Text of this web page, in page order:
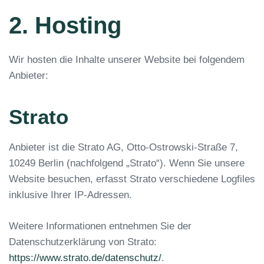
2. Hosting
Wir hosten die Inhalte unserer Website bei folgendem
Anbieter:
Strato
Anbieter ist die Strato AG, Otto-Ostrowski-Straße 7,
10249 Berlin (nachfolgend „Strato“). Wenn Sie unsere
Website besuchen, erfasst Strato verschiedene Logfiles
inklusive Ihrer IP-Adressen.
Weitere Informationen entnehmen Sie der
Datenschutzerklärung von Strato:
https://www.strato.de/datenschutz/.